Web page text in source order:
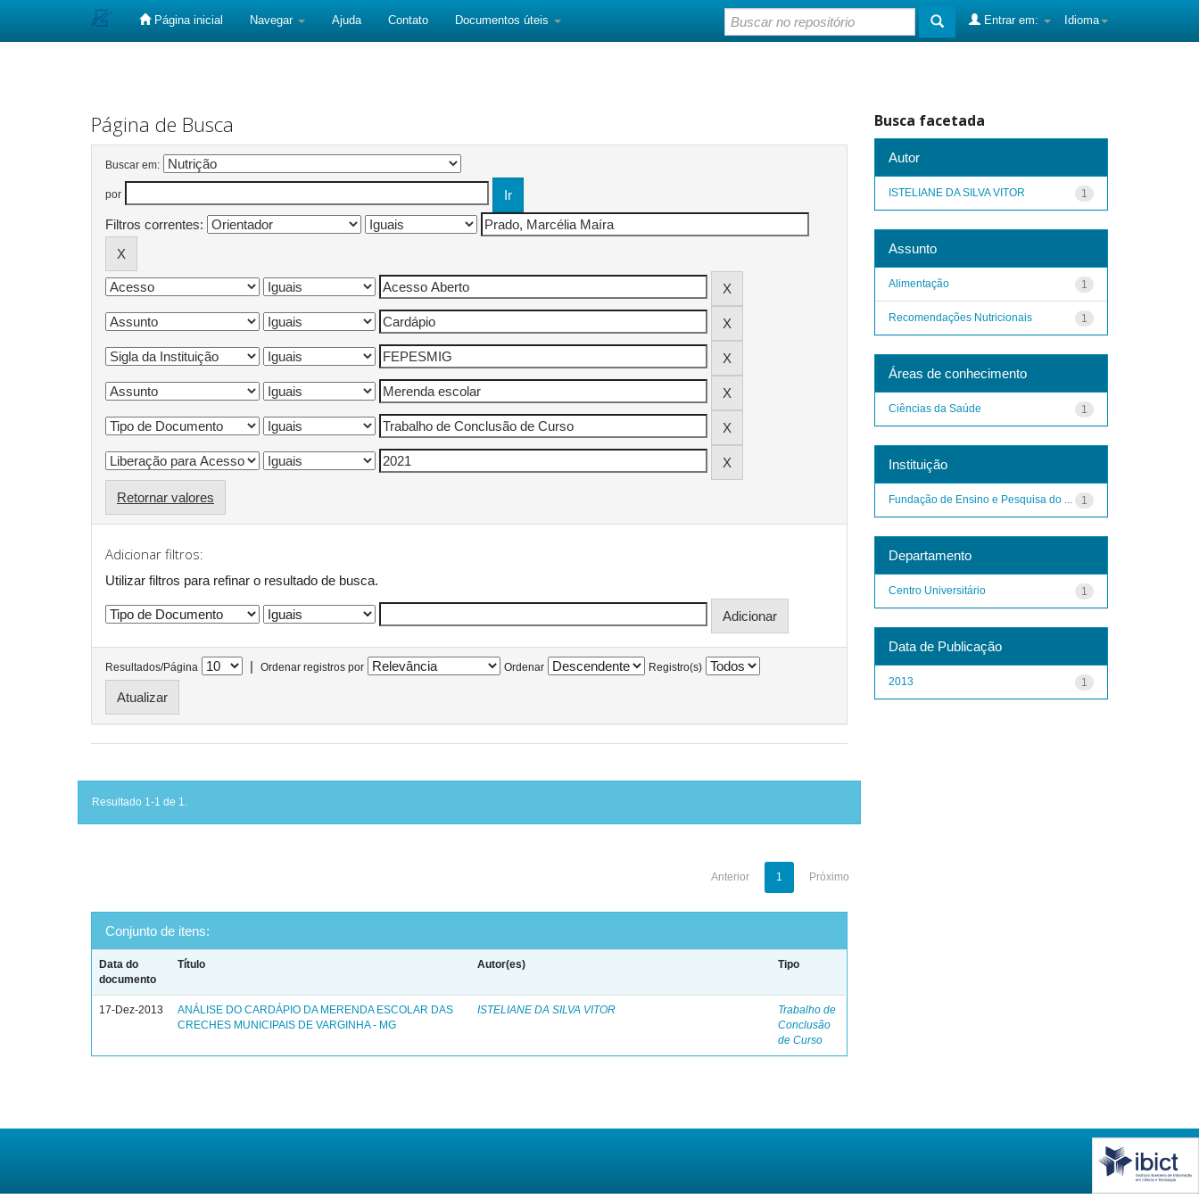
Página inicial Navegar Ajuda Contato Documentos úteis Idioma
Entrar em:
Página de Busca
Buscar em:
por
Filtros correntes:
Retornar valores
Adicionar filtros:
Utilizar filtros para refinar o resultado de busca.
Resultados/Página | Ordenar registros por Ordenar Registro(s)
Resultado 1-1 de 1.
Anterior 1 Próximo
Conjunto de itens:
Data do
documento
Título Autor(es) Tipo
17-Dez-2013
ANÁLISE DO CARDÁPIO DA MERENDA ESCOLAR DAS
CRECHES MUNICIPAIS DE VARGINHA - MG
ISTELIANE DA SILVA VITOR
Trabalho de
Conclusão
de Curso
Busca facetada
Autor
1
ISTELIANE DA SILVA VITOR
Assunto
1
Alimentação
1
Recomendações Nutricionais
Áreas de conhecimento
1
Ciências da Saúde
Instituição
1
Fundação de Ensino e Pesquisa do ...
Departamento
1
Centro Universitário
Data de Publicação
1
2013